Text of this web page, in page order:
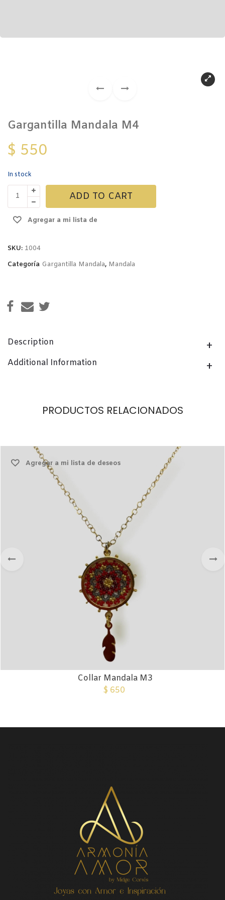
Gargantilla Mandala M4
$ 550
In stock
Gargantilla
Mandala
M4
quantity
ADD TO CART
Agregar a mi lista de
SKU: 1004
Categoría Gargantilla Mandala, Mandala
Description
Additional Information
PRODUCTOS RELACIONADOS
Agregar a mi lista de deseos
Collar Mandala M3
$ 650